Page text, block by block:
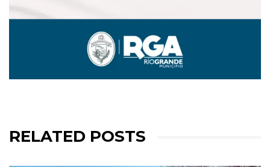
RELATED POSTS